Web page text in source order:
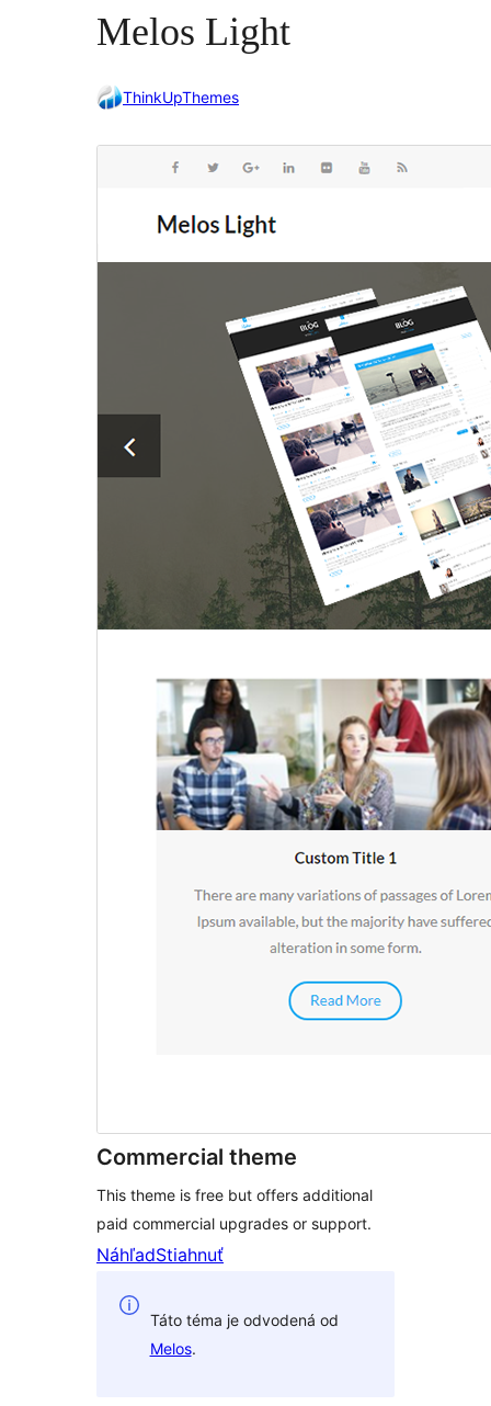
Melos Light
ThinkUpThemes
Commercial theme
This theme is free but offers additional
paid commercial upgrades or support.
NáhľadStiahnuť
Táto téma je odvodená od
Melos.